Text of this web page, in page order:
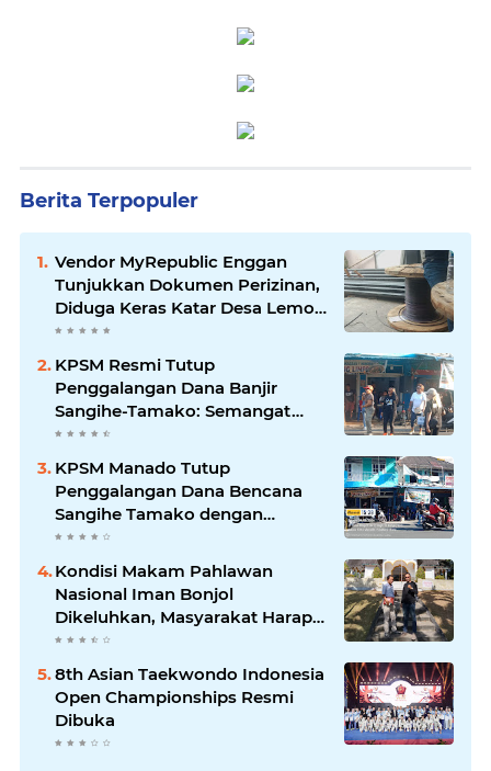
Berita Terpopuler
Vendor MyRepublic Enggan
Tunjukkan Dokumen Perizinan,
Diduga Keras Katar Desa Lemo
Disebut Handle Kordinasi
KPSM Resmi Tutup
Penggalangan Dana Banjir
Sangihe-Tamako: Semangat
Kebersamaan & Solidaritas
KPSM Manado Tutup
Penggalangan Dana Bencana
Sangihe Tamako dengan
Semangat Tinggi, Dihadiri
Kondisi Makam Pahlawan
Nasional Iman Bonjol
Dikeluhkan, Masyarakat Harap
Pemerintah Segera Lakukan
8th Asian Taekwondo Indonesia
Open Championships Resmi
Dibuka